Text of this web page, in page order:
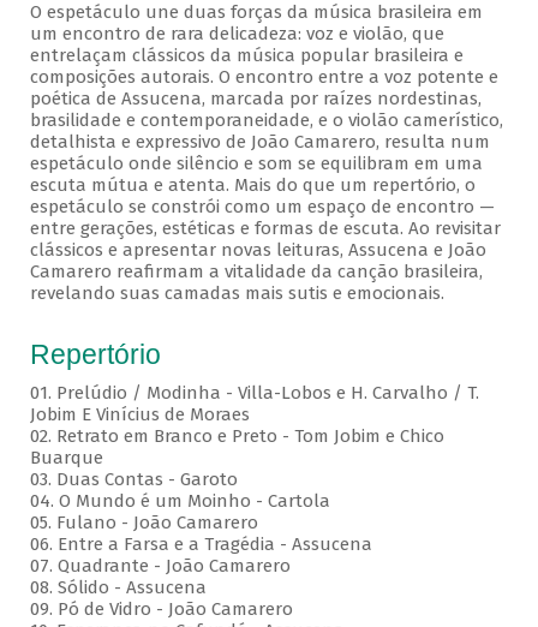
O espetáculo une duas forças da música brasileira em
um encontro de rara delicadeza: voz e violão, que
entrelaçam clássicos da música popular brasileira e
composições autorais. O encontro entre a voz potente e
poética de Assucena, marcada por raízes nordestinas,
brasilidade e contemporaneidade, e o violão camerístico,
detalhista e expressivo de João Camarero, resulta num
espetáculo onde silêncio e som se equilibram em uma
escuta mútua e atenta. Mais do que um repertório, o
espetáculo se constrói como um espaço de encontro —
entre gerações, estéticas e formas de escuta. Ao revisitar
clássicos e apresentar novas leituras, Assucena e João
Camarero reafirmam a vitalidade da canção brasileira,
revelando suas camadas mais sutis e emocionais.
Repertório
01. Prelúdio / Modinha - Villa-Lobos e H. Carvalho / T.
Jobim E Vinícius de Moraes
02. Retrato em Branco e Preto - Tom Jobim e Chico
Buarque
03. Duas Contas - Garoto
04. O Mundo é um Moinho - Cartola
05. Fulano - João Camarero
06. Entre a Farsa e a Tragédia - Assucena
07. Quadrante - João Camarero
08. Sólido - Assucena
09. Pó de Vidro - João Camarero